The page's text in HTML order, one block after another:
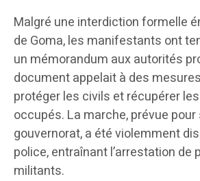
Malgré une interdiction formelle
de Goma, les manifestants ont
un mémorandum aux autorités
document appelait à des
protéger les civils et récupérer
occupés. La marche, prévue
gouvernorat, a été violemment
police, entraînant l’arrestation de
militants.